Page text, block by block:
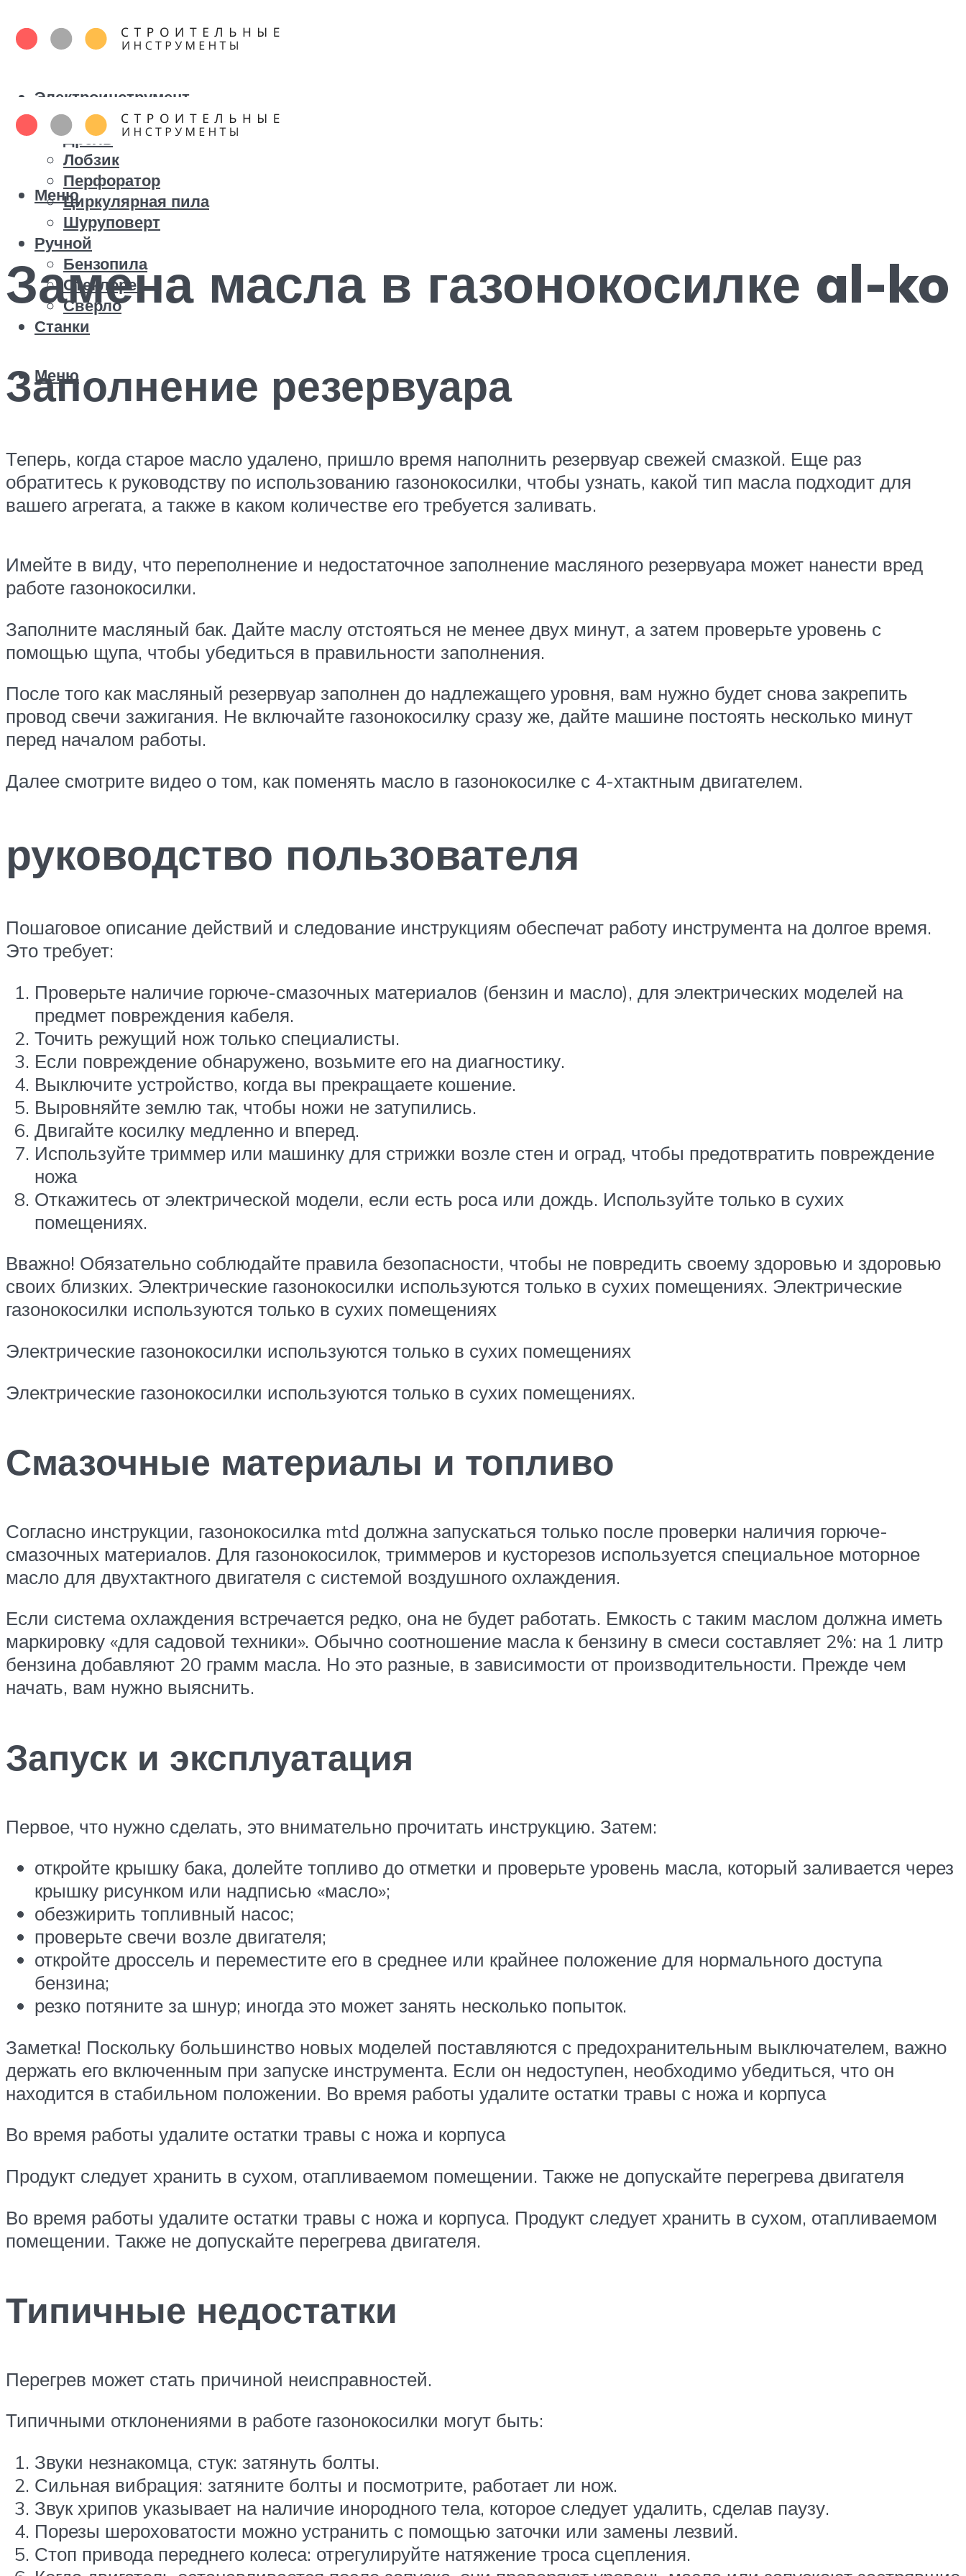
Электроинструмент
Болгарка
Дрель
Лобзик
Перфоратор
Циркулярная пила
Шуруповерт
Ручной
Бензопила
Стеклорез
Сверло
Станки
Меню
Меню
Замена масла в газонокосилке al-ko
Заполнение резервуара
Теперь, когда старое масло удалено, пришло время наполнить резервуар свежей смазкой. Еще раз
обратитесь к руководству по использованию газонокосилки, чтобы узнать, какой тип масла подходит для
вашего агрегата, а также в каком количестве его требуется заливать.
Имейте в виду, что переполнение и недостаточное заполнение масляного резервуара может нанести вред
работе газонокосилки.
Заполните масляный бак. Дайте маслу отстояться не менее двух минут, а затем проверьте уровень с
помощью щупа, чтобы убедиться в правильности заполнения.
После того как масляный резервуар заполнен до надлежащего уровня, вам нужно будет снова закрепить
провод свечи зажигания. Не включайте газонокосилку сразу же, дайте машине постоять несколько минут
перед началом работы.
Далее смотрите видео о том, как поменять масло в газонокосилке с 4-хтактным двигателем.
руководство пользователя
Пошаговое описание действий и следование инструкциям обеспечат работу инструмента на долгое время.
Это требует:
Проверьте наличие горюче-смазочных материалов (бензин и масло), для электрических моделей на
предмет повреждения кабеля.
Точить режущий нож только специалисты.
Если повреждение обнаружено, возьмите его на диагностику.
Выключите устройство, когда вы прекращаете кошение.
Выровняйте землю так, чтобы ножи не затупились.
Двигайте косилку медленно и вперед.
Используйте триммер или машинку для стрижки возле стен и оград, чтобы предотвратить повреждение
ножа
Откажитесь от электрической модели, если есть роса или дождь. Используйте только в сухих
помещениях.
Вважно! Обязательно соблюдайте правила безопасности, чтобы не повредить своему здоровью и здоровью
своих близких. Электрические газонокосилки используются только в сухих помещениях. Электрические
газонокосилки используются только в сухих помещениях
Электрические газонокосилки используются только в сухих помещениях
Электрические газонокосилки используются только в сухих помещениях.
Смазочные материалы и топливо
Согласно инструкции, газонокосилка mtd должна запускаться только после проверки наличия горюче-
смазочных материалов. Для газонокосилок, триммеров и кусторезов используется специальное моторное
масло для двухтактного двигателя с системой воздушного охлаждения.
Если система охлаждения встречается редко, она не будет работать. Емкость с таким маслом должна иметь
маркировку «для садовой техники». Обычно соотношение масла к бензину в смеси составляет 2%: на 1 литр
бензина добавляют 20 грамм масла. Но это разные, в зависимости от производительности. Прежде чем
начать, вам нужно выяснить.
Запуск и эксплуатация
Первое, что нужно сделать, это внимательно прочитать инструкцию. Затем:
откройте крышку бака, долейте топливо до отметки и проверьте уровень масла, который заливается через
крышку рисунком или надписью «масло»;
обезжирить топливный насос;
проверьте свечи возле двигателя;
откройте дроссель и переместите его в среднее или крайнее положение для нормального доступа
бензина;
резко потяните за шнур; иногда это может занять несколько попыток.
Заметка! Поскольку большинство новых моделей поставляются с предохранительным выключателем, важно
держать его включенным при запуске инструмента. Если он недоступен, необходимо убедиться, что он
находится в стабильном положении. Во время работы удалите остатки травы с ножа и корпуса
Во время работы удалите остатки травы с ножа и корпуса
Продукт следует хранить в сухом, отапливаемом помещении. Также не допускайте перегрева двигателя
Во время работы удалите остатки травы с ножа и корпуса. Продукт следует хранить в сухом, отапливаемом
помещении. Также не допускайте перегрева двигателя.
Типичные недостатки
Перегрев может стать причиной неисправностей.
Типичными отклонениями в работе газонокосилки могут быть:
Звуки незнакомца, стук: затянуть болты.
Сильная вибрация: затяните болты и посмотрите, работает ли нож.
Звук хрипов указывает на наличие инородного тела, которое следует удалить, сделав паузу.
Порезы шероховатости можно устранить с помощью заточки или замены лезвий.
Стоп привода переднего колеса: отрегулируйте натяжение троса сцепления.